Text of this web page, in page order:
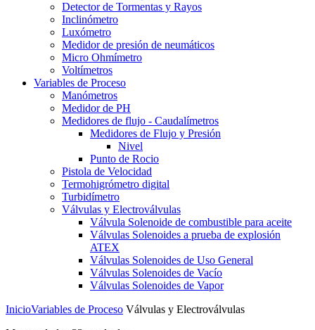
Detector de Tormentas y Rayos
Inclinómetro
Luxómetro
Medidor de presión de neumáticos
Micro Ohmímetro
Voltímetros
Variables de Proceso
Manómetros
Medidor de PH
Medidores de flujo - Caudalímetros
Medidores de Flujo y Presión
Nivel
Punto de Rocio
Pistola de Velocidad
Termohigrómetro digital
Turbidímetro
Válvulas y Electroválvulas
Válvula Solenoide de combustible para aceite
Válvulas Solenoides a prueba de explosión
ATEX
Válvulas Solenoides de Uso General
Válvulas Solenoides de Vacío
Válvulas Solenoides de Vapor
InicioVariables de Proceso Válvulas y Electroválvulas